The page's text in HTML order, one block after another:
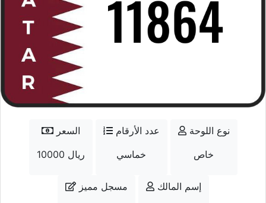
السعر
10000 ريال
عدد الأرقام
خماسي
نوع اللوحة
خاص
مسجل مميز
إسم المالك